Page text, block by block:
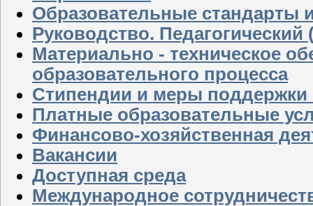
Образовательные стандарты
Руководство. Педагогический
Материально - техническое
образовательного процесса
Стипендии и меры
Платные образовательные
Финансово-хозяйственная
Вакансии
Доступная среда
Международное